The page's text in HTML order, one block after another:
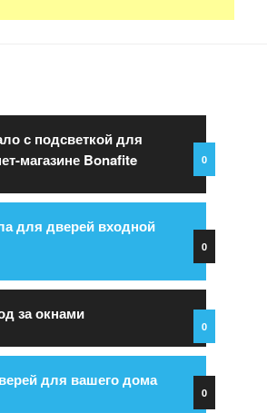
с подсветкой для
магазине Bonafite
0
для дверей входной
0
за окнами
0
для вашего дома
0